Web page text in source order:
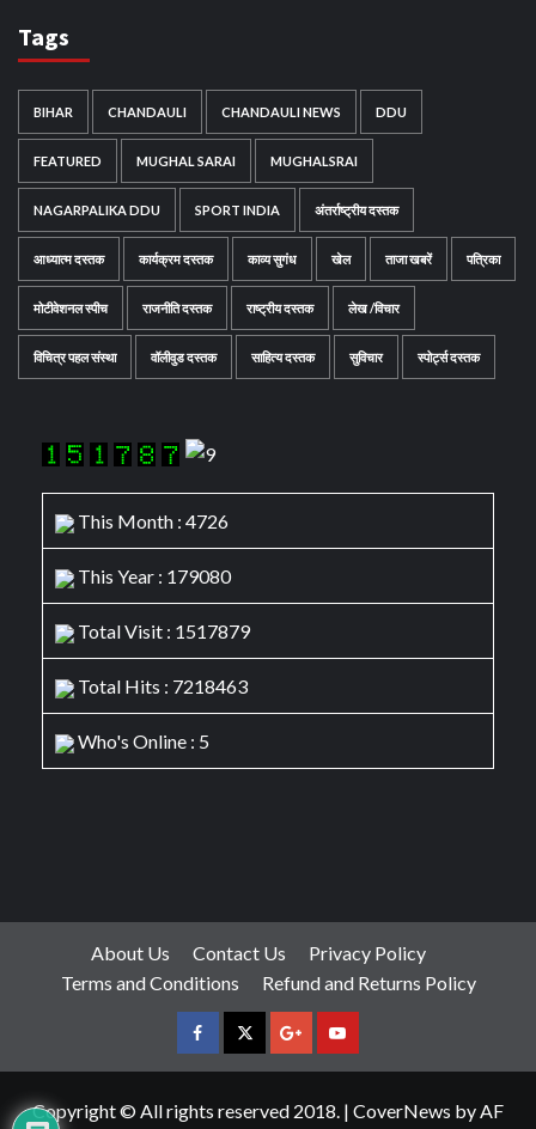
Tags
BIHAR CHANDAULI CHANDAULI NEWS DDU
FEATURED MUGHAL SARAI MUGHALSRAI
NAGARPALIKA DDU SPORT INDIA अंतर्राष्ट्रीय दस्तक
आध्यात्म दस्तक कार्यक्रम दस्तक काव्य सुगंध खेल ताजा खबरें पत्रिका
मोटीवेशनल स्पीच राजनीति दस्तक राष्ट्रीय दस्तक लेख /विचार
विचित्र पहल संस्था वॉलीवुड दस्तक साहित्य दस्तक सुविचार स्पोर्ट्स दस्तक
This Month : 4726
This Year : 179080
Total Visit : 1517879
Total Hits : 7218463
Who's Online : 5
About Us Contact Us
Privacy Policy
Terms and Conditions
Refund and Returns Policy
facebookTwitterGoogleYouTube
Copyright © All rights reserved 2018. | CoverNews by AF